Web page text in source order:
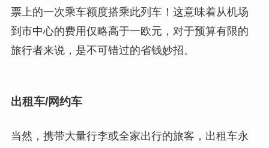
票上的一次乘车额度搭乘此列车！这意味着从机场
到市中心的费用仅略高于一欧元，对于预算有限的
旅行者来说，是不可错过的省钱妙招。
出租车/网约车
当然，携带大量行李或全家出行的旅客，出租车永